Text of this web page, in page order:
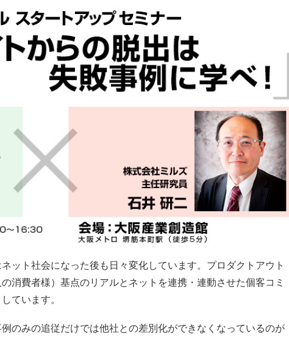
ット社会になった後も日々変化しています。プロダクトアウト
消費者様）基点のリアルとネットを連携・連動させた個客コミ
ています。
のみの追従だけでは他社との差別化ができなくなっているのが